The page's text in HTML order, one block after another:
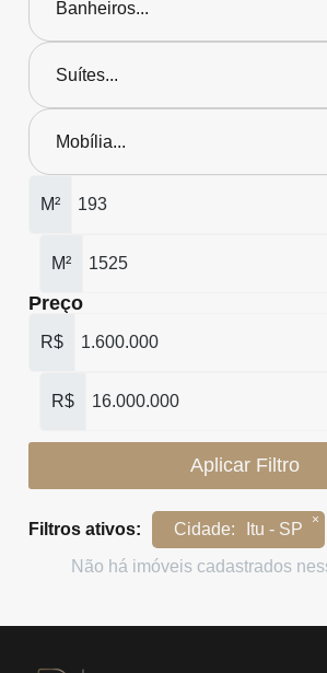
M²
M²
Preço
R$
R$
Aplicar Filtro
Filtros ativos: Cidade: Itu - SP ×
Não há imóveis cadastrados